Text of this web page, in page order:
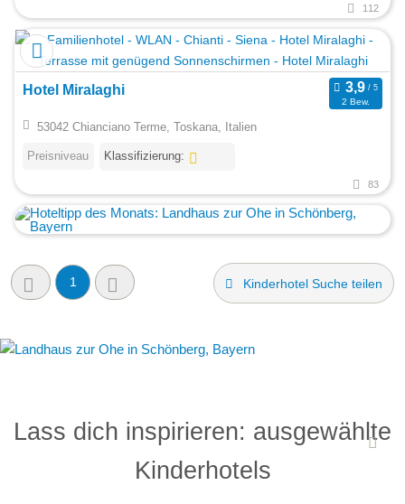
112
Hotel Miralaghi
2 Bew.
53042 Chianciano Terme, Toskana, Italien
Preisniveau Klassifizierung:
83
1 Kinderhotel Suche teilen
Lass dich inspirieren: ausgewählte
Kinderhotels